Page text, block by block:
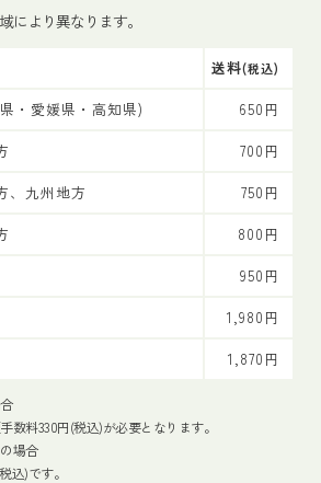
により異なります。
送料(税込)
・愛媛県・高知県)
650円
700円
、九州地方
750円
800円
950円
1,980円
1,870円
数料330円(税込)が必要となります。
場合
込)です。